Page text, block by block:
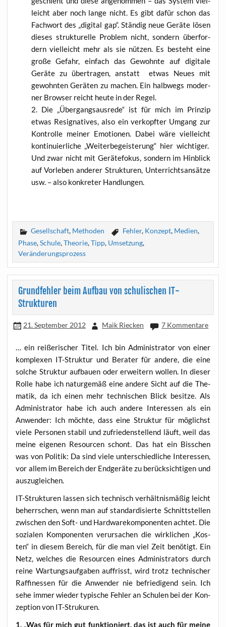
leicht aber noch lan­ge nicht. Es gibt dafür schon das
Fach­wort des „digi­tal gap“. Stän­dig neue Gerä­te lösen
die­ses struk­tu­rel­le Pro­blem nicht, son­dern über­for­
dern viel­leicht mehr als sie nüt­zen. Es besteht eine
gro­ße Gefahr, ein­fach das Gewohn­te auf digi­ta­le
Gerä­te zu über­tra­gen, anstatt etwas Neu­es mit
gewohn­ten Gerä­ten zu machen. Ein halb­wegs moder­
ner Brow­ser reicht heu­te in der Regel.
Die „Über­gangs­aus­re­de“ ist für mich im Prin­zip
etwas Resi­gna­ti­ves, also ein ver­kopf­ter Umgang zur
Kon­trol­le mei­ner Emo­tio­nen. Dabei wäre viel­leicht
kon­ti­nu­ier­li­che „Wei­ter­be­geis­te­rung“ hier wich­ti­ger.
Und zwar nicht mit Gerä­te­fo­kus, son­dern im Hin­blick
auf Vor­le­ben ande­rer Struk­tu­ren, Unter­richts­an­sät­ze
usw. – also kon­kre­ter Handlungen.
Gesellschaft, Methoden Fehler, Konzept, Medien,
Phase,Schule,Theorie,Tipp, Umsetzung,
Veränderungsprozess
Grundfehler beim Aufbau von schulischen IT-
Strukturen
21. September 2012 Maik Riecken 7 Kommentare
… ein rei­ße­ri­scher Titel. Ich bin Admi­nis­tra­tor von einer
kom­ple­xen IT-Struk­tur und Bera­ter für ande­re, die eine
sol­che Struk­tur auf­bau­en oder erwei­tern wol­len. In die­ser
Rol­le habe ich natur­ge­mäß eine ande­re Sicht auf die The­
ma­tik, da ich einen mehr tech­ni­schen Blick besit­ze. Als
Admi­nis­tra­tor habe ich auch ande­re Inter­es­sen als ein
Anwen­der: Ich möch­te, dass eine Struk­tur für mög­lichst
vie­le Per­so­nen sta­bil und zufrie­den­stel­lend läuft, weil das
mei­ne eige­nen Resour­cen schont. Das hat ein Biss­chen
was von Poli­tik: Da sind vie­le unter­schied­li­che Inter­es­sen,
vor allem im Bereich der End­ge­rä­te zu berück­sich­ti­gen und
auszugleichen.
IT-Struk­tu­ren las­sen sich tech­nisch ver­hält­nis­mä­ßig leicht
beherr­schen, wenn man auf stan­dar­di­sier­te Schnitt­stel­len
zwi­schen den Soft- und Hard­ware­kom­po­nen­ten ach­tet. Die
sozia­len Kom­po­nen­ten ver­ur­sa­chen die wirk­li­chen „Kos­
ten“ in die­sem Bereich, für die man viel Zeit benö­tigt. Ein
Netz, wel­ches die Resour­cen eines Admi­nis­tra­tors durch
rei­ne War­tungs­auf­ga­ben auf­frisst, wird trotz tech­ni­scher
Raf­fi­nes­sen für die Anwen­der nie befrie­di­gend sein. Ich
sehe immer wie­der typi­sche Feh­ler an Schu­len bei der Kon­
zep­ti­on von IT-Strukuren.
1. „Was für mich gut funk­tio­niert, das ist auch für mei­ne